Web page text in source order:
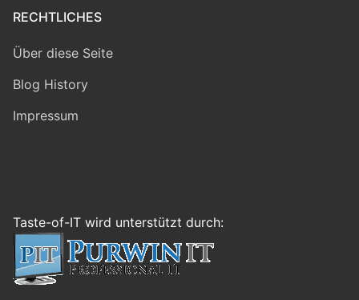
RECHTLICHES
Über diese Seite
Blog History
Impressum
Taste-of-IT wird unterstützt durch: